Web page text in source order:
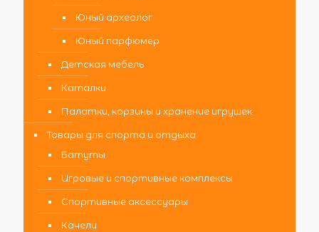
Юный археолог
Юный парфюмер
Детская мебель
Каталки
Палатки, корзины и хранение игрушек
Товары для спорта и отдыха
Батуты
Игровые и спортивные комплексы
Спортивные аксессуары
Качели